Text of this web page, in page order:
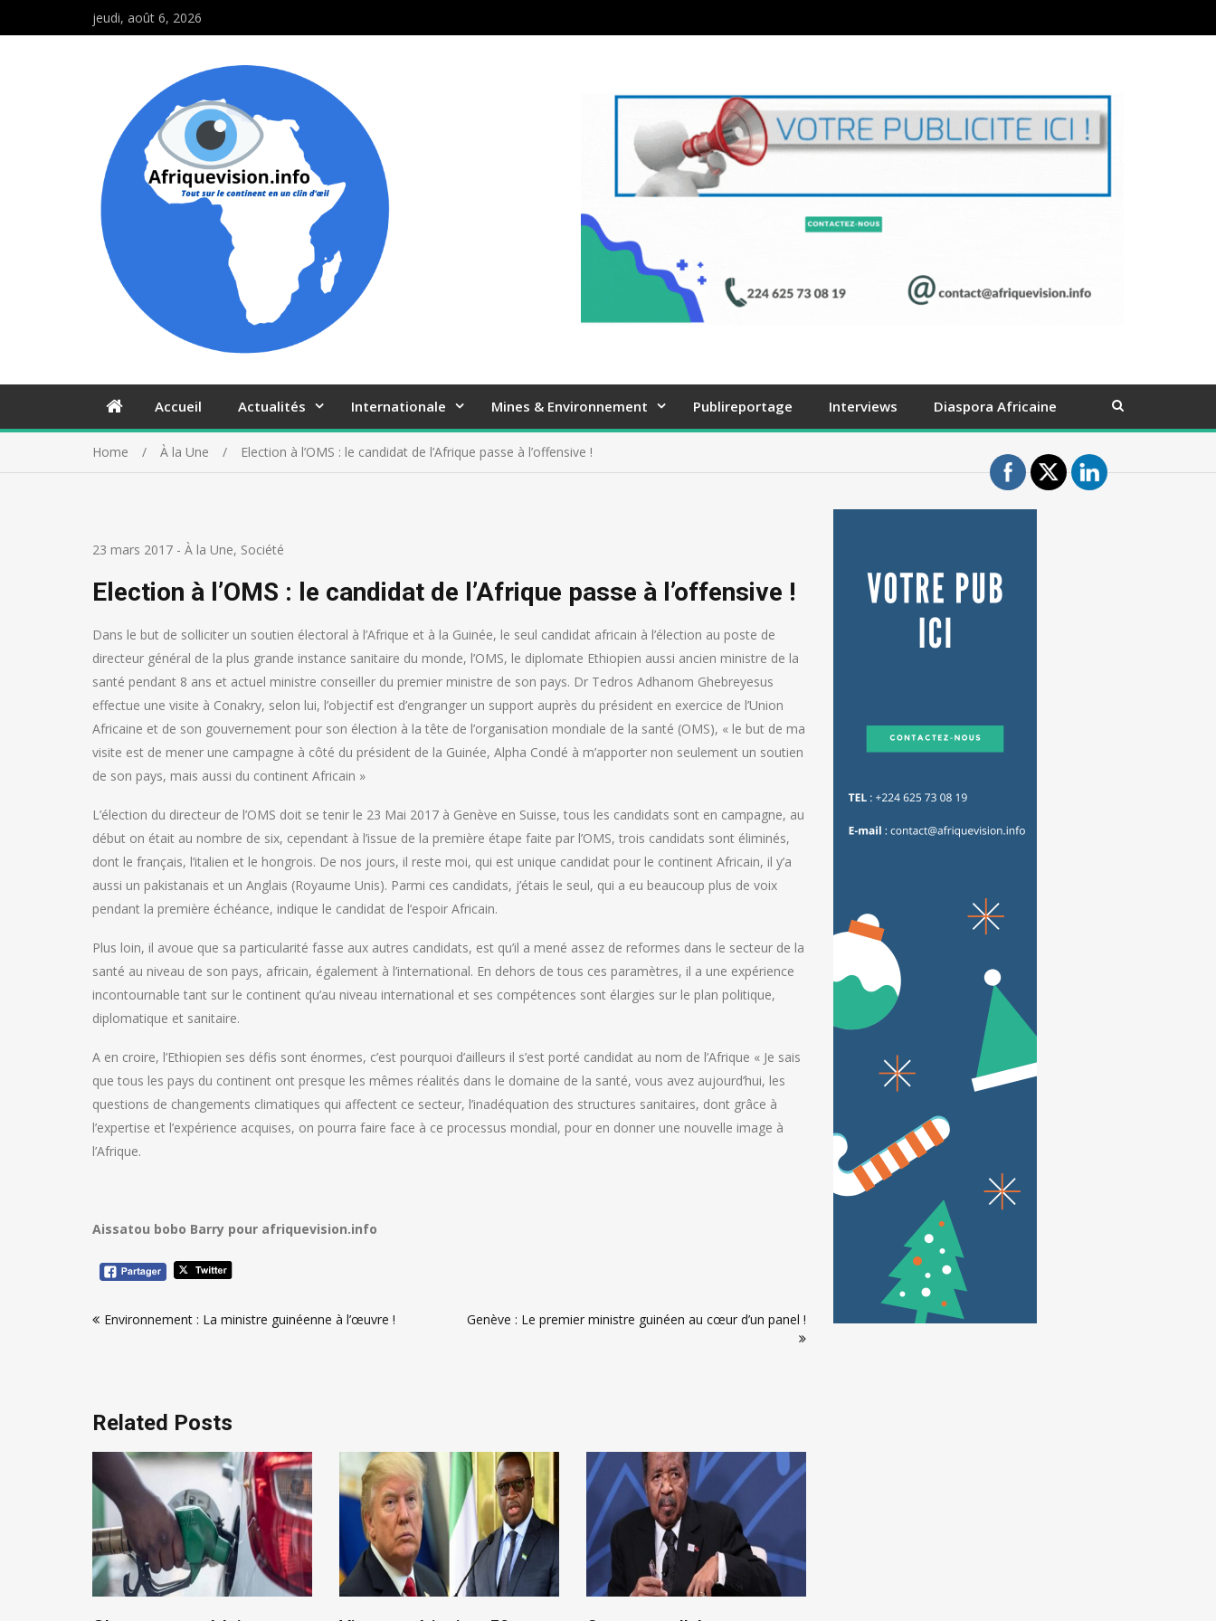
jeudi, août 6, 2026
Accueil Actualités Internationale Mines & Environnement Publireportage Interviews Diaspora Africaine
Home À la Une Election à l’OMS : le candidat de l’Afrique passe à l’offensive !
23 mars 2017 - À la Une, Société
Election à l’OMS : le candidat de l’Afrique passe à l’offensive !
Dans le but de solliciter un soutien électoral à l’Afrique et à la Guinée, le seul candidat africain à l’élection au poste de
directeur général de la plus grande instance sanitaire du monde, l’OMS, le diplomate Ethiopien aussi ancien ministre de la
santé pendant 8 ans et actuel ministre conseiller du premier ministre de son pays. Dr Tedros Adhanom Ghebreyesus
effectue une visite à Conakry, selon lui, l’objectif est d’engranger un support auprès du président en exercice de l’Union
Africaine et de son gouvernement pour son élection à la tête de l’organisation mondiale de la santé (OMS), « le but de ma
visite est de mener une campagne à côté du président de la Guinée, Alpha Condé à m’apporter non seulement un soutien
de son pays, mais aussi du continent Africain »
L’élection du directeur de l’OMS doit se tenir le 23 Mai 2017 à Genève en Suisse, tous les candidats sont en campagne, au
début on était au nombre de six, cependant à l’issue de la première étape faite par l’OMS, trois candidats sont éliminés,
dont le français, l’italien et le hongrois. De nos jours, il reste moi, qui est unique candidat pour le continent Africain, il y’a
aussi un pakistanais et un Anglais (Royaume Unis). Parmi ces candidats, j’étais le seul, qui a eu beaucoup plus de voix
pendant la première échéance, indique le candidat de l’espoir Africain.
Plus loin, il avoue que sa particularité fasse aux autres candidats, est qu’il a mené assez de reformes dans le secteur de la
santé au niveau de son pays, africain, également à l’international. En dehors de tous ces paramètres, il a une expérience
incontournable tant sur le continent qu’au niveau international et ses compétences sont élargies sur le plan politique,
diplomatique et sanitaire.
A en croire, l’Ethiopien ses défis sont énormes, c’est pourquoi d’ailleurs il s’est porté candidat au nom de l’Afrique « Je sais
que tous les pays du continent ont presque les mêmes réalités dans le domaine de la santé, vous avez aujourd’hui, les
questions de changements climatiques qui affectent ce secteur, l’inadéquation des structures sanitaires, dont grâce à
l’expertise et l’expérience acquises, on pourra faire face à ce processus mondial, pour en donner une nouvelle image à
l’Afrique.
Aissatou bobo Barry pour afriquevision.info
deEnvironnement : La ministre guinéenne à l’œuvre ! Genève : Le premier ministre guinéen au cœur d’un panel !
Related Posts